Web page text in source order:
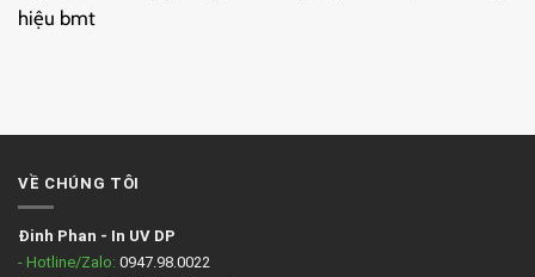
hiệu bmt
VỀ CHÚNG TÔI
Đinh Phan - In UV DP
- Hotline/Zalo: 0947.98.0022